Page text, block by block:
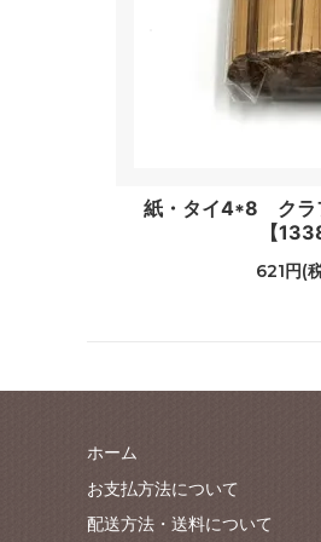
紙・タイ4*8 クラ
【
621円(
ホーム
お支払方法について
配送方法・送料について